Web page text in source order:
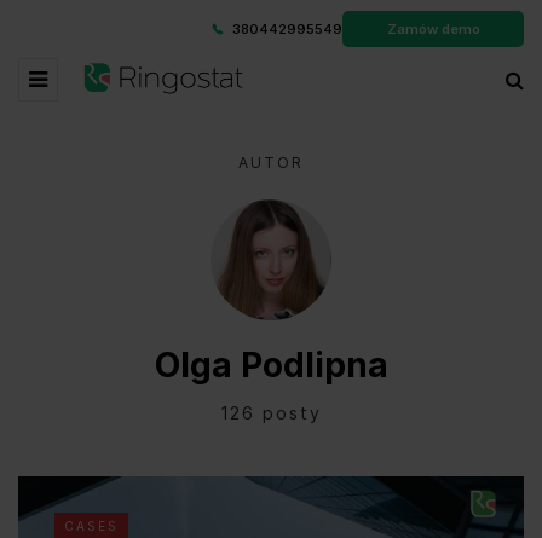
380442995549 Zamów demo
AUTOR
Olga Podlipna
126 posty
CASES